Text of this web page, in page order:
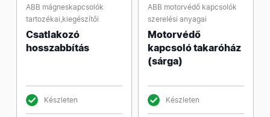
ABB mágneskapcsolók
tartozékai,kiegészítői
Csatlakozó
hosszabbítás
Készleten
ABB motorvédő kapcsolók
szerelési anyagai
Motorvédő
kapcsoló takaróház
(sárga)
Készleten